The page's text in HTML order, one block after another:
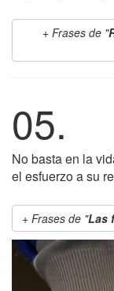
Frases de "
05.
No basta en la
el esfuerzo a su
Frases de "Las